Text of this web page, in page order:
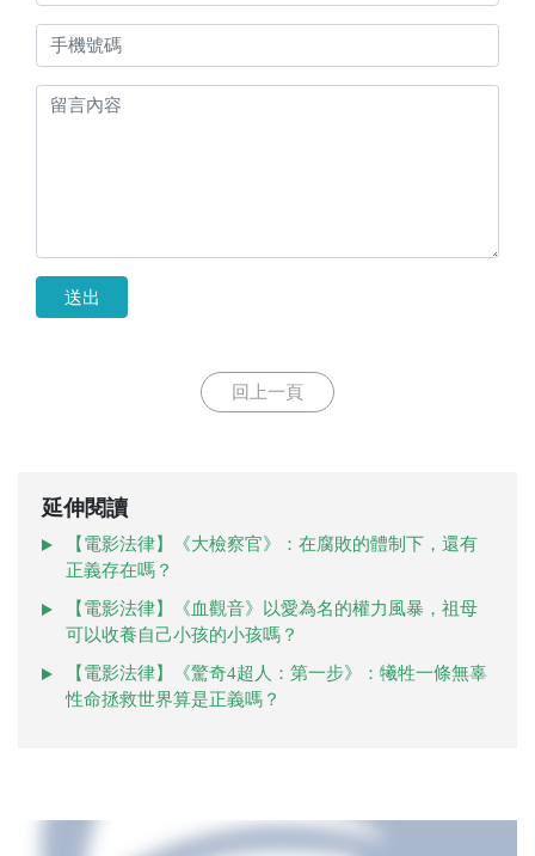
送出
回上一頁
延伸閱讀
【電影法律】《大檢察官》：在腐敗的體制下，還有
正義存在嗎？
【電影法律】《血觀音》以愛為名的權力風暴，祖母
可以收養自己小孩的小孩嗎？
【電影法律】《驚奇4超人：第一步》：犧牲一條無辜
性命拯救世界算是正義嗎？